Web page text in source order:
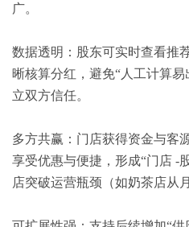
广。
数据透明：股东可实时查看推
晰核算分红，避免“人工计算
立双方信任。
多方共赢：门店获得资金与客
享受优惠与便捷，形成“门店 -
店突破运营瓶颈（如奶茶店从